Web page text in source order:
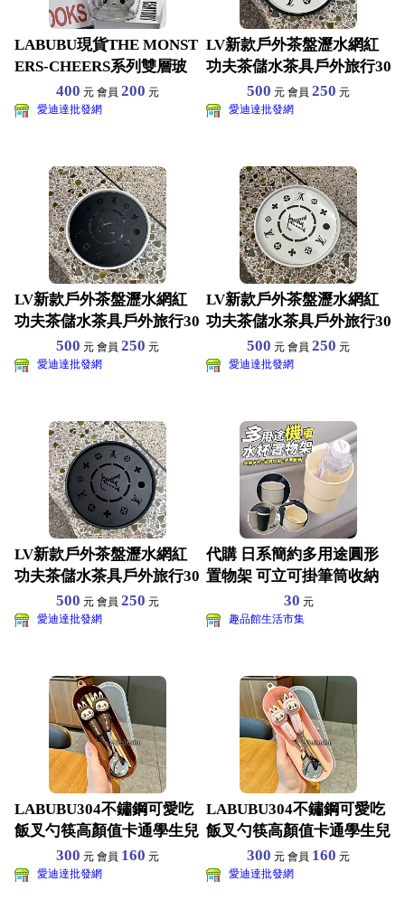
LABUBU現貨THE MONST
ERS-CHEERS系列雙層玻
璃杯拉400 元 會員 200 元
愛迪達批發網
LV新款戶外茶盤瀝水網紅
功夫茶儲水茶具戶外旅行30
4不鏽鋼家用便攜 直
500 元 會員250 元
愛迪達批發網
LV新款戶外茶盤瀝水網紅
功夫茶儲水茶具戶外旅行30
4不鏽鋼家用便攜 直
500 元 會員 250 元
愛迪達批發網
LV新款戶外茶盤瀝水網紅
功夫茶儲水茶具戶外旅行30
4不鏽鋼家用便攜 直
500 元 會員250 元
愛迪達批發網
LV新款戶外茶盤瀝水網紅
功夫茶儲水茶具戶外旅行30
4不鏽鋼家用便攜 直
500 元 會員 250 元
愛迪達批發網
代購 日系簡約多用途圓形
置物架 可立可掛筆筒收納
架 腳踏車桿杯架 外送
30 元
趣品館生活市集
LABUBU304不鏽鋼可愛吃
飯叉勺筷高顏值卡通學生兒
童便攜餐具套裝
300 元 會員 160 元
愛迪達批發網
LABUBU304不鏽鋼可愛吃
飯叉勺筷高顏值卡通學生兒
童便攜餐具套裝
300 元 會員 160 元
愛迪達批發網